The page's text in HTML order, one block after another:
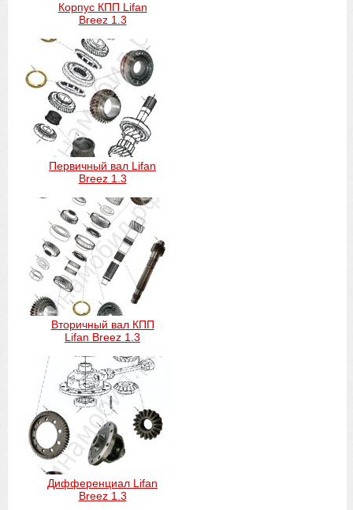
Корпус КПП Lifan
Breez 1.3
Первичный вал Lifan
Breez 1.3
Вторичный вал КПП
Lifan Breez 1.3
Дифференциал Lifan
Breez 1.3